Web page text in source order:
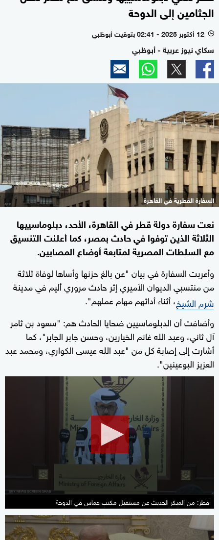
الجثامين إلى الدوحة
l 12 أكتوبر 2025 - 02:41 بتوقيت أبوظبي
سكاي نيوز عربية - أبوظبي
السفارة القطرية في القاهرة
نعت سفارة دولة قطر في القاهرة، الأحد، دبلوماسييها
الثلاثة الذين توفوا في حادث بمصر، كما أعلنت التنسيق
مع السلطات المصرية لمتابعة أوضاع المصابين.
وأعربت السفارة في بيان "عن بالغ حزنها وأساها لوفاة ثلاثة
من منتسبي الديوان الأميري إثر حادث مروري أليم في مدينة
شرم الشيخ، أثناء أدائهم مهام عملهم".
وأضافت أن الدبلوماسيين ضحايا الحادث هم: "سعود بن ثامر
آل ثاني، وعبد الله غانم الخيارين، وحسن جابر الجابر"، كما
أشارت إلى إصابة كل من "عبد الله عيسى الكواري، ومحمد عبد
العزيز البوعينين".
قطر: من المبكر الحديث عن مستقبل مكتب حماس في الدوحة
0
seconds